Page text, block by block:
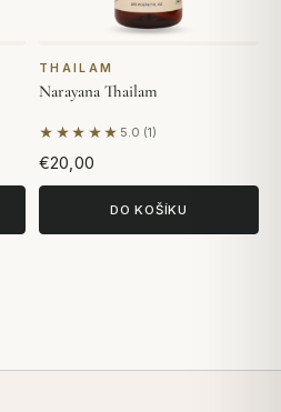
THAILAM
Narayana Thailam
★★★★★ 5.0 (1)
Na základě 1 hodnocení
€20,00
DO KOŠÍKU